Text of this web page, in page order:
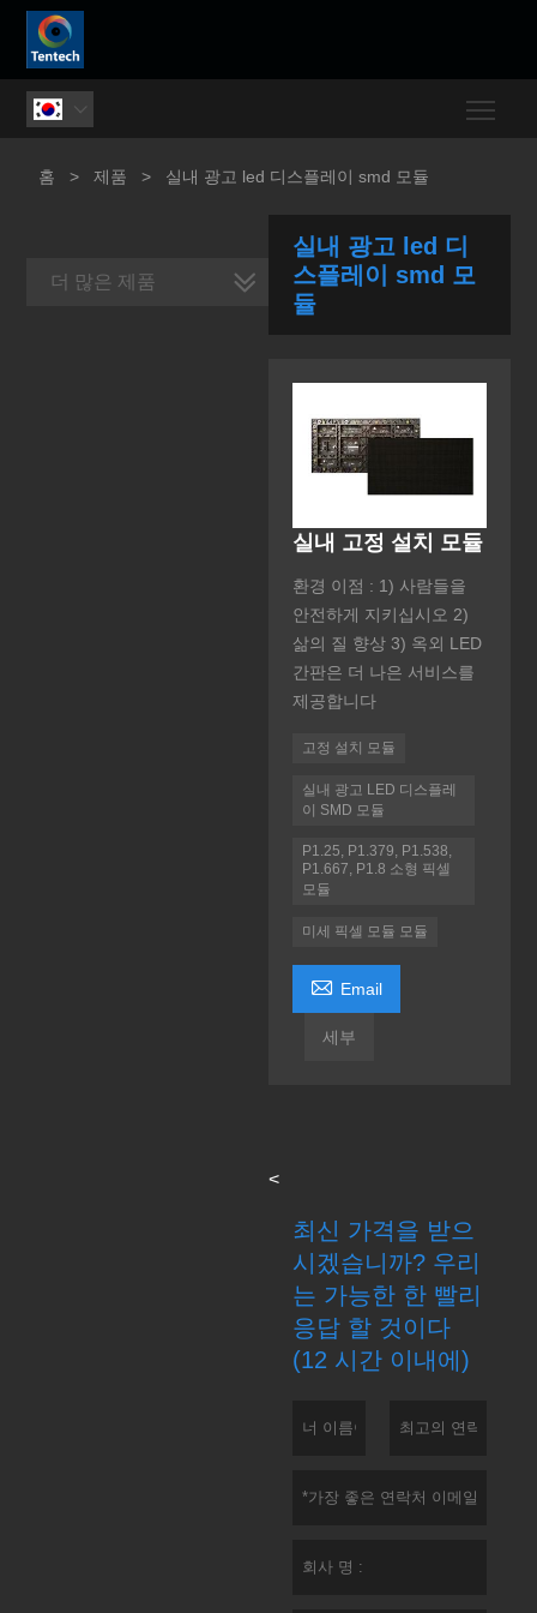

홈 > 제품 > 실내 광고 led 디스플레이 smd 모듈
실내 광고 led 디
스플레이 smd 모
듈
실내 고정 설치 모듈
환경 이점 : 1) 사람들을
안전하게 지키십시오 2)
삶의 질 향상 3) 옥외 LED
간판은 더 나은 서비스를
제공합니다
고정 설치 모듈
실내 광고 LED 디스플레
이 SMD 모듈
P1.25, P1.379, P1.538,
P1.667, P1.8 소형 픽셀
모듈
미세 픽셀 모듈 모듈
 Email
세부
<
최신 가격을 받으
시겠습니까? 우리
는 가능한 한 빨리
응답 할 것이다
(12 시간 이내에)
더 많은 제품